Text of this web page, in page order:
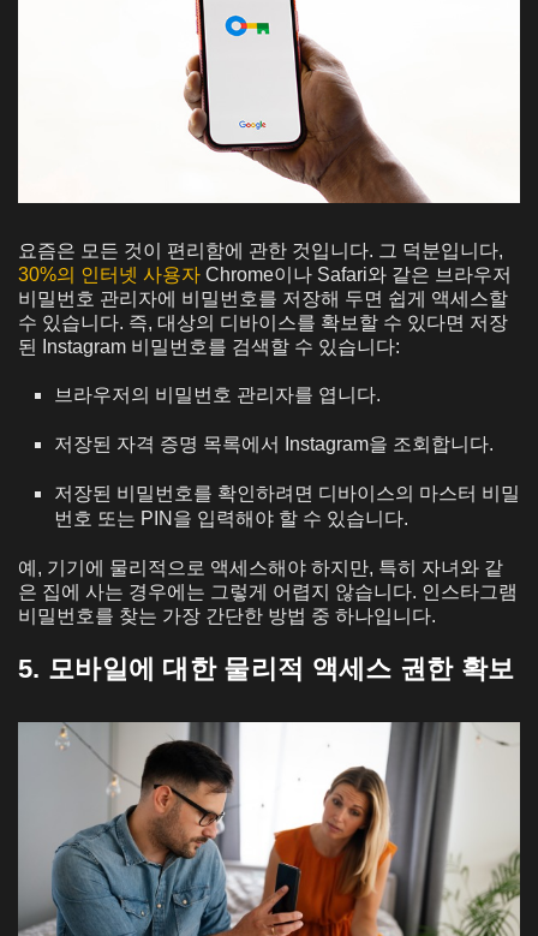
요즘은 모든 것이 편리함에 관한 것입니다. 그 덕분입니다,
30%의 인터넷 사용자 Chrome이나 Safari와 같은 브라우저
비밀번호 관리자에 비밀번호를 저장해 두면 쉽게 액세스할
수 있습니다. 즉, 대상의 디바이스를 확보할 수 있다면 저장
된 Instagram 비밀번호를 검색할 수 있습니다:
브라우저의 비밀번호 관리자를 엽니다.
저장된 자격 증명 목록에서 Instagram을 조회합니다.
저장된 비밀번호를 확인하려면 디바이스의 마스터 비밀
번호 또는 PIN을 입력해야 할 수 있습니다.
예, 기기에 물리적으로 액세스해야 하지만, 특히 자녀와 같
은 집에 사는 경우에는 그렇게 어렵지 않습니다. 인스타그램
비밀번호를 찾는 가장 간단한 방법 중 하나입니다.
5. 모바일에 대한 물리적 액세스 권한 확보